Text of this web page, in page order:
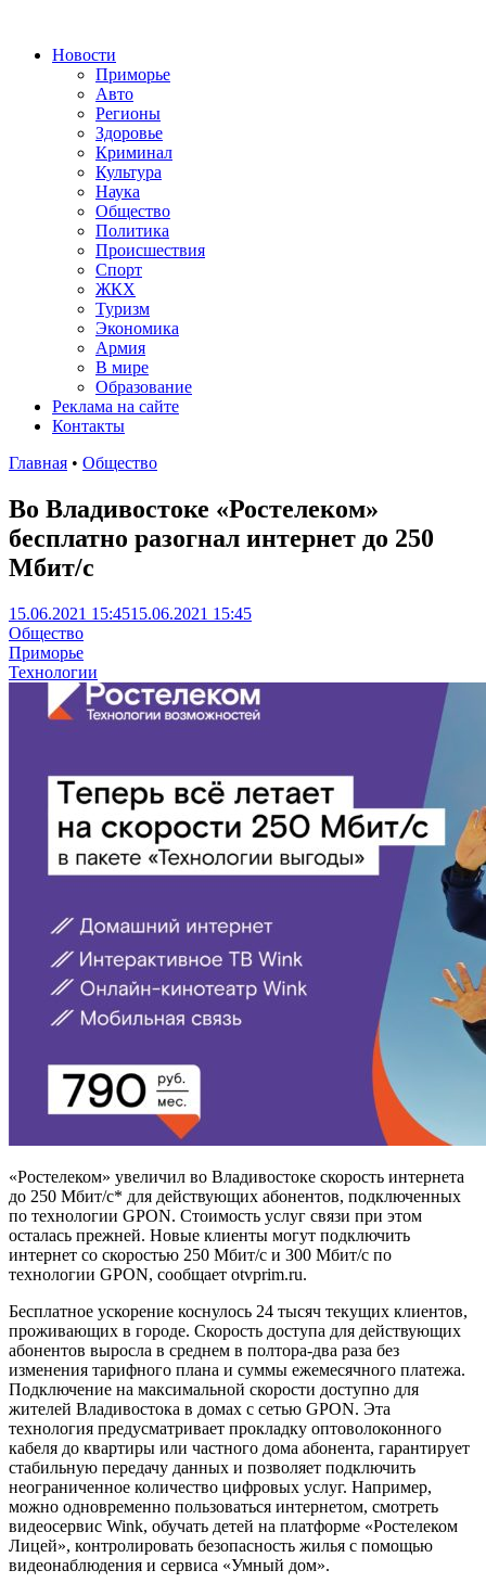
Новости
Приморье
Авто
Регионы
Здоровье
Криминал
Культура
Наука
Общество
Политика
Происшествия
Спорт
ЖКХ
Туризм
Экономика
Армия
В мире
Образование
Реклама на сайте
Контакты
Главная • Общество
Во Владивостоке «Ростелеком»
бесплатно разогнал интернет до 250
Мбит/с
15.06.2021 15:4515.06.2021 15:45
Общество
Приморье
Технологии
«Ростелеком» увеличил во Владивостоке скорость интернета
до 250 Мбит/с* для действующих абонентов, подключенных
по технологии GPON. Стоимость услуг связи при этом
осталась прежней. Новые клиенты могут подключить
интернет со скоростью 250 Мбит/с и 300 Мбит/с по
технологии GPON, сообщает otvprim.ru.
Бесплатное ускорение коснулось 24 тысяч текущих клиентов,
проживающих в городе. Скорость доступа для действующих
абонентов выросла в среднем в полтора-два раза без
изменения тарифного плана и суммы ежемесячного платежа.
Подключение на максимальной скорости доступно для
жителей Владивостока в домах с сетью GPON. Эта
технология предусматривает прокладку оптоволоконного
кабеля до квартиры или частного дома абонента, гарантирует
стабильную передачу данных и позволяет подключить
неограниченное количество цифровых услуг. Например,
можно одновременно пользоваться интернетом, смотреть
видеосервис Wink, обучать детей на платформе «Ростелеком
Лицей», контролировать безопасность жилья с помощью
видеонаблюдения и сервиса «Умный дом».